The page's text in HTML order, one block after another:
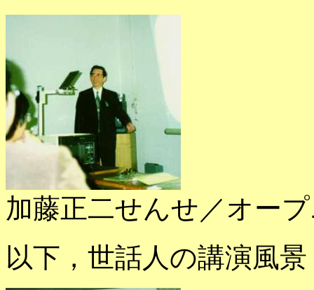
加藤正二せんせ／オー
以下，世話人の講演風景